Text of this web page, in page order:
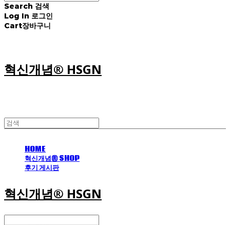
Search 검색
Log In 로그인
Cart장바구니
혁신개념® HSGN
HOME
혁신개념® SHOP
후기 게시판
혁신개념® HSGN